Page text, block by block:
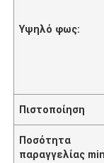
Υψηλό φως:
Πιστοποίηση
Ποσότητα
παραγγελίας min